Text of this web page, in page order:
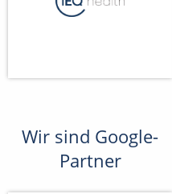
Wir sind Google-
Partner